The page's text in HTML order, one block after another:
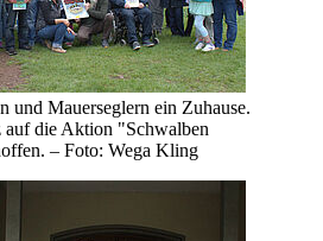
und Mauerseglern ein Zuhause.
auf die Aktion "Schwalben
– Foto: Wega Kling